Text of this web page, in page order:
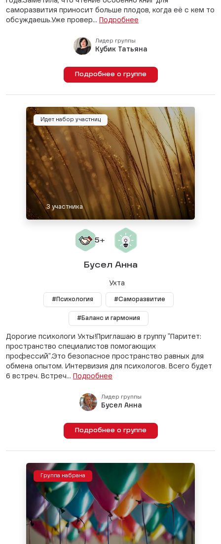
саморазвития приносит больше плодов, когда её с кем то
обсуждаешь.Уже провер... Подробнее
Лидер группы
Кубик Татьяна
Подробнее о группе
Идет набор участниц
3 участника
Бусел Анна
Ухта
#Психология #Саморазвитие
#Баланс и гармония
Дорогие психологи Ухты!Приглашаю в группу "Паритет:
пространство специалистов помогающих
профессий".Это безопасное пространство равных для
обмена опытом. Интервизия для психологов. Всего будет
6 встреч. Встреч... Подробнее
Лидер группы
Бусел Анна
Подробнее о группе
Группа набрана